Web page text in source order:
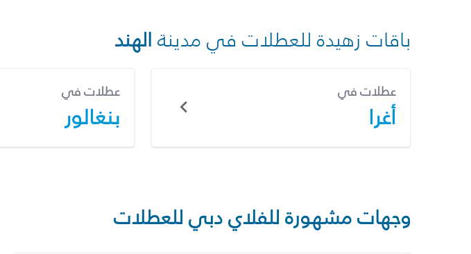
باقات زهيدة للعطلات في مدينة الهند
عطلات في
أغرا
عطلات في
بنغالور
وجهات مشهورة للفلاي دبي للعطلات